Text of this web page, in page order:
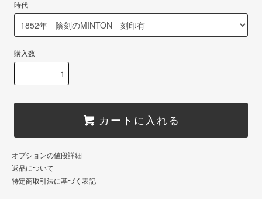
時代
購入数
カートに入れる
オプションの値段詳細
返品について
特定商取引法に基づく表記